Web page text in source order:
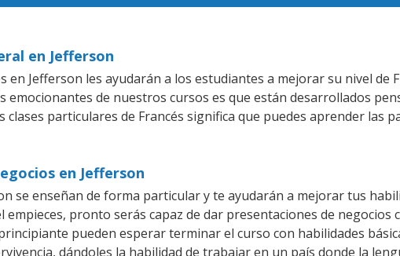
en Jefferson
Jefferson les ayudarán a los estudiantes a mejorar su nivel de
emocionantes de nuestros cursos es que están desarrollados
clases particulares de Francés significa que puedes aprender las
en Jefferson
se enseñan de forma particular y te ayudarán a mejorar tus
pronto serás capaz de dar presentaciones de negocios
pueden esperar terminar el curso con habilidades
dándoles la habilidad de trabajar en un país donde la